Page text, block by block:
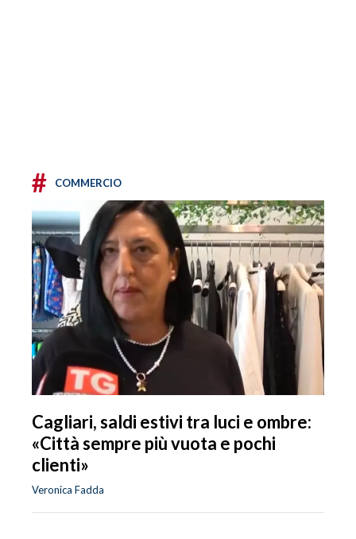
# COMMERCIO
Cagliari, saldi estivi tra luci e ombre:
«Città sempre più vuota e pochi
clienti»
Veronica Fadda